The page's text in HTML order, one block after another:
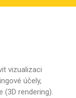
vizualizaci
účely,
(3D rendering).